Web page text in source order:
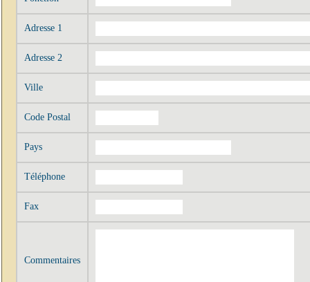
Adresse 1
Adresse 2
Ville
Code Postal
Pays
Téléphone
Fax
Commentaires